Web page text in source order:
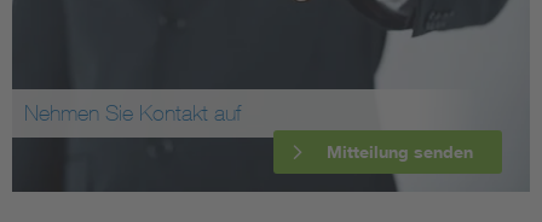
Nehmen Sie Kontakt auf
Mitteilung senden